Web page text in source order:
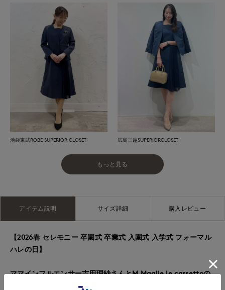
池袋東武ROBE SUPERIOR CLOSET 広島三越SUPERIORCLOSET
もっと見る
アイテム説明 サイズ詳細 購入レビュー
【2026春 セレモニー 卒園式 卒業式 入園式 入学式 フォーマル
ハレの日】
ママインフルエンサー吉田理紗さんとM Maglie le cassettoの
大好評コラボ企画！ハレの日もお仕事にも、ワードローブの最